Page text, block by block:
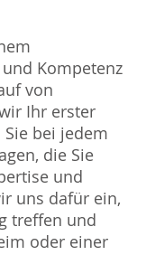
Kompetenz
von
Ihr erster
bei jedem
die Sie
und
uns dafür ein,
treffen und
oder einer